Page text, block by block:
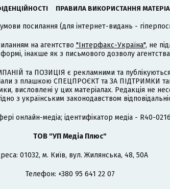
ПРАВИЛА ВИКОРИСТАННЯ
посилання (для інтернет-видань -
на агентство "Інтерфакс-Україна", не
інакше як з письмового дозволу
та ПОЗИЦІЯ є рекламними та
з плашкою СПЕЦПРОЄКТ та ЗА ПІДТРИМКИ
висловлені у цих матеріалах. Редакція не
з українським законодавством
онлайн-медіа; ідентифікатор медіа - R40-
ТОВ "УП Медіа Плюс"
01032, м. Київ, вул. Жилянська, 48, 50А
Телефон: +380 95 641 22 07